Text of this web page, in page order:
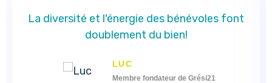
La diversité et l'énergie des bénévoles font
doublement du bien!
LUC
Membre fondateur de Grési21